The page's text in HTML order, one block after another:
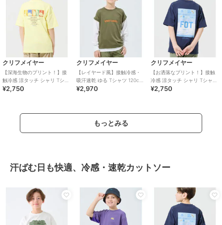
クリフメイヤー
【深海生物のプリント！】接
触冷感 涼タッチ シャリ Tシャ
ツ 120cm～170cm
¥2,750
クリフメイヤー
【レイヤード風】接触冷感・
吸汗速乾 ゆる Tシャツ 120cm
～170cm
¥2,970
クリフメイヤー
【お洒落なプリント！】接触
冷感 涼タッチ シャリ Tシャツ
120cm～170cm
¥2,750
もっとみる
汗ばむ日も快適、冷感・速乾カットソー